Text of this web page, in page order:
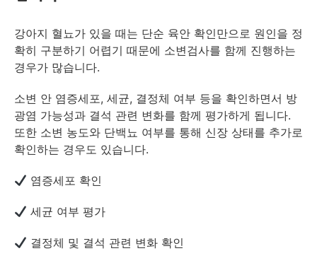
강아지 혈뇨가 있을 때는 단순 육안 확인만으로 원인을 정
확히 구분하기 어렵기 때문에 소변검사를 함께 진행하는
경우가 많습니다.
소변 안 염증세포, 세균, 결정체 여부 등을 확인하면서 방
광염 가능성과 결석 관련 변화를 함께 평가하게 됩니다.
또한 소변 농도와 단백뇨 여부를 통해 신장 상태를 추가로
확인하는 경우도 있습니다.
염증세포 확인
세균 여부 평가
결정체 및 결석 관련 변화 확인